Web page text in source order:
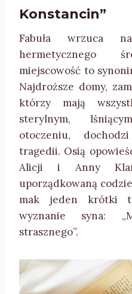
Konstancin”
Fabuła wrzuca
hermetycznego
miejscowość to
Najdroższe domy,
którzy mają
sterylnym,
otoczeniu,
tragedii. Osią
Alicji i Anny
uporządkowaną
mak jeden krótki
wyznanie syna:
strasznego”.